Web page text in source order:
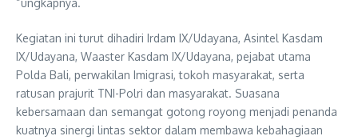
Kegiatan ini turut dihadiri Irdam IX/Udayana, Asintel Kasdam
IX/Udayana, Waaster Kasdam IX/Udayana, pejabat utama
Polda Bali, perwakilan Imigrasi, tokoh masyarakat, serta
ratusan prajurit TNI-Polri dan masyarakat. Suasana
kebersamaan dan semangat gotong royong menjadi penanda
kuatnya sinergi lintas sektor dalam membawa kebahagiaan